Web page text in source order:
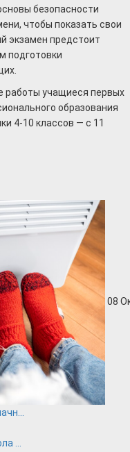
безопасности
чтобы показать свои
экзамен предстоит
подготовки
работы учащиеся первых
образования
4-10 классов — с 11
08
...